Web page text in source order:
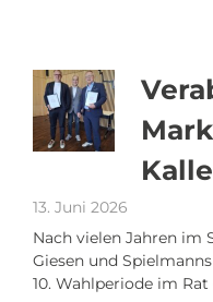
13. Juni 2026
Nach vielen Jahren im
Giesen und
10. Wahlperiode im Rat